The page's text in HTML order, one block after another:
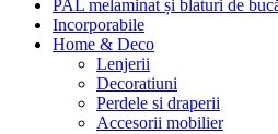
PAL melaminat și blaturi de
Incorporabile
Home & Deco
Lenjerii
Decoratiuni
Perdele si draperii
Accesorii mobilier